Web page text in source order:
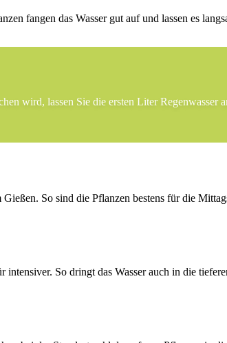
fangen das Wasser gut auf und lassen es
wird, lassen Sie die ersten Liter Regenwasser
So sind die Pflanzen bestens für die
So dringt das Wasser auch in die